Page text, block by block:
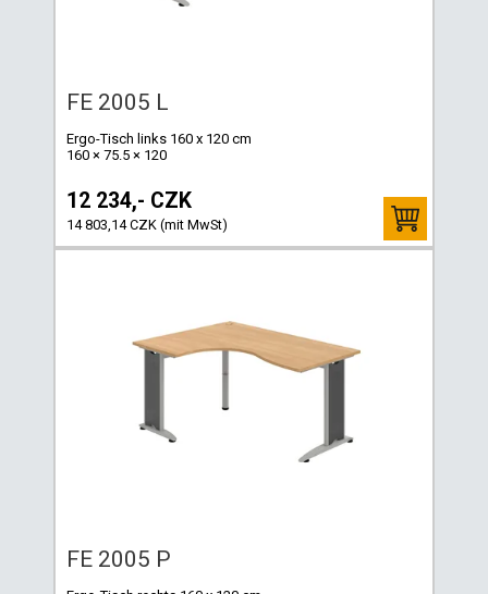
FE 2005 L
Ergo-Tisch links 160 x 120 cm
160 × 75.5 × 120
12 234,- CZK
14 803,14 CZK (mit MwSt)
FE 2005 P